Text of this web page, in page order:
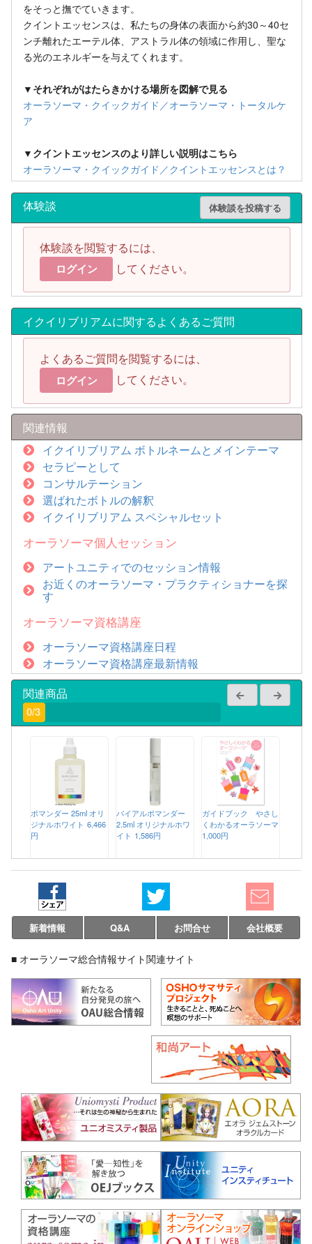
をそっと撫でていきます。
クイントエッセンスは、私たちの身体の表面から約30～40セ
ンチ離れたエーテル体、アストラル体の領域に作用し、聖な
る光のエネルギーを与えてくれます。
▼それぞれがはたらきかける場所を図解で見る
オーラソーマ・クイックガイド／オーラソーマ・トータルケ
ア
▼クイントエッセンスのより詳しい説明はこちら
オーラソーマ・クイックガイド／クイントエッセンスとは？
体験談 体験談を投稿する
体験談を閲覧するには、
ログイン してください。
イクイリブリアムに関するよくあるご質問
よくあるご質問を閲覧するには、
ログイン してください。
関連情報
イクイリブリアム ボトルネームとメインテーマ
セラピーとして
コンサルテーション
選ばれたボトルの解釈
イクイリブリアム スペシャルセット
オーラソーマ個人セッション
アートユニティでのセッション情報
お近くのオーラソーマ・プラクティショナーを探
す
オーラソーマ資格講座
オーラソーマ資格講座日程
オーラソーマ資格講座最新情報
関連商品
0/3
ポマンダー 25ml オリ
ジナルホワイト 6,466
円
バイアルポマンダー
2.5ml オリジナルホワ
イト 1,586円
ガイドブック やさし
くわかるオーラソーマ
1,000円
新着情報 Q&A お問合せ 会社概要
■ オーラソーマ総合情報サイト関連サイト